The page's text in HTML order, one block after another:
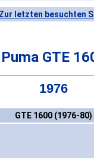
Zur letzten besuchten
Puma GTE
1976
GTE 1600 (1976-80)